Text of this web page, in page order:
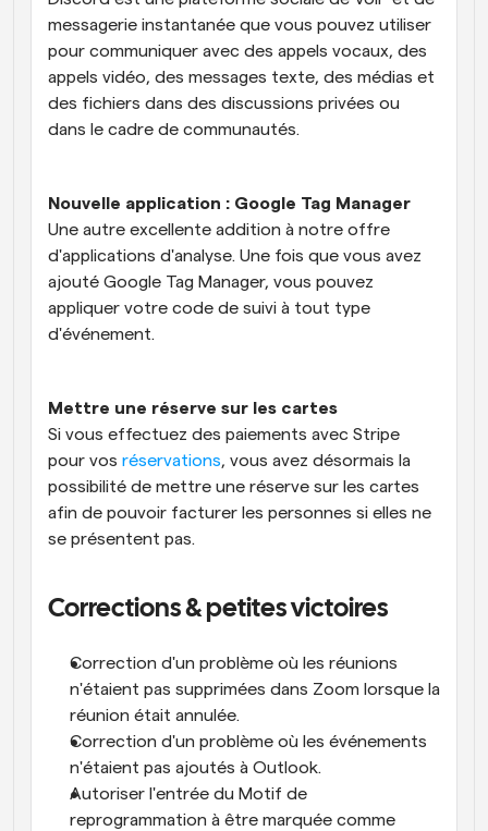
messagerie instantanée que vous pouvez utiliser
pour communiquer avec des appels vocaux, des
appels vidéo, des messages texte, des médias et
des fichiers dans des discussions privées ou
dans le cadre de communautés.
Nouvelle application : Google Tag Manager
Une autre excellente addition à notre offre
d'applications d'analyse. Une fois que vous avez
ajouté Google Tag Manager, vous pouvez
appliquer votre code de suivi à tout type
d'événement.
Mettre une réserve sur les cartes
Si vous effectuez des paiements avec Stripe
pour vos réservations, vous avez désormais la
possibilité de mettre une réserve sur les cartes
afin de pouvoir facturer les personnes si elles ne
se présentent pas.
Corrections & petites victoires
Correction d'un problème où les réunions
n'étaient pas supprimées dans Zoom lorsque la
réunion était annulée.
Correction d'un problème où les événements
n'étaient pas ajoutés à Outlook.
Autoriser l'entrée du Motif de
reprogrammation à être marquée comme